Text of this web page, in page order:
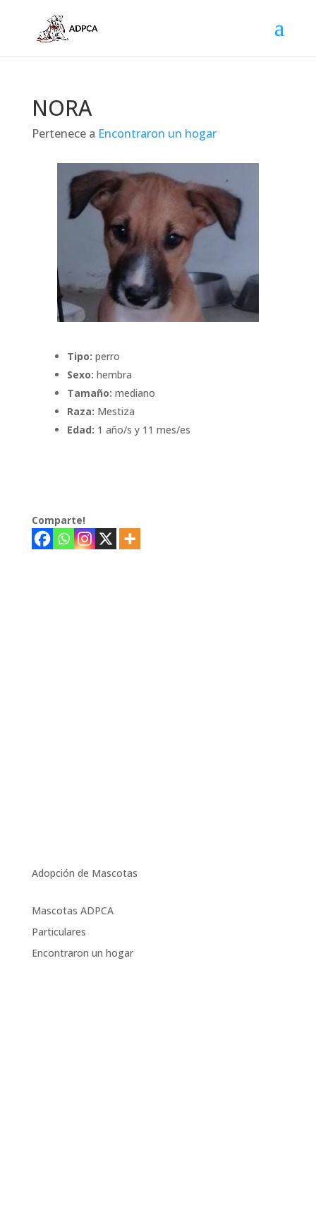
NORA
Pertenece a Encontraron un hogar
Tipo: perro
Sexo: hembra
Tamaño: mediano
Raza: Mestiza
Edad: 1 año/s y 11 mes/es
Comparte!
Adopción de Mascotas
Mascotas ADPCA
Particulares
Encontraron un hogar